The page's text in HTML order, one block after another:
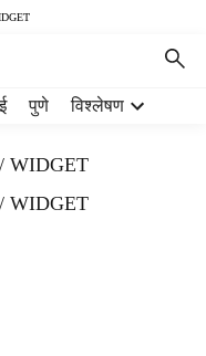
पुणे विश्लेषण
WIDGET
WIDGET